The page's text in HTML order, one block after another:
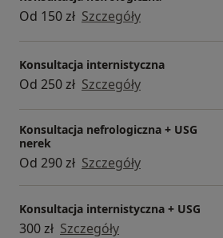
Od 150 zł Szczegóły
Konsultacja internistyczna
Od 250 zł Szczegóły
Konsultacja nefrologiczna + USG
nerek
Od 290 zł Szczegóły
Konsultacja internistyczna + USG
300 zł Szczegóły